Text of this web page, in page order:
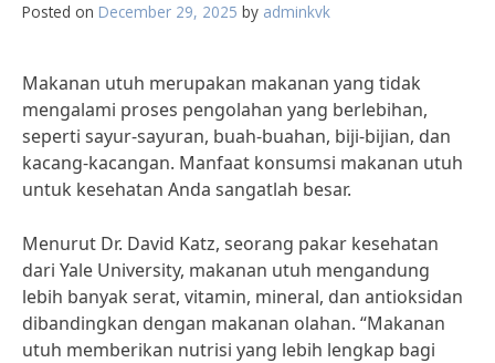
Posted on December 29, 2025 by adminkvk
Makanan utuh merupakan makanan yang tidak
mengalami proses pengolahan yang berlebihan,
seperti sayur-sayuran, buah-buahan, biji-bijian, dan
kacang-kacangan. Manfaat konsumsi makanan utuh
untuk kesehatan Anda sangatlah besar.
Menurut Dr. David Katz, seorang pakar kesehatan
dari Yale University, makanan utuh mengandung
lebih banyak serat, vitamin, mineral, dan antioksidan
dibandingkan dengan makanan olahan. “Makanan
utuh memberikan nutrisi yang lebih lengkap bagi